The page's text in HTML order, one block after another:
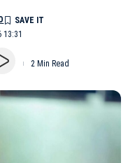
13:31
2 Min Read